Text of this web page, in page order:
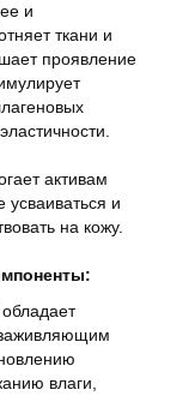
и
ткани и
проявление
активам
усваиваться и
на кожу.
обладает
влаги,